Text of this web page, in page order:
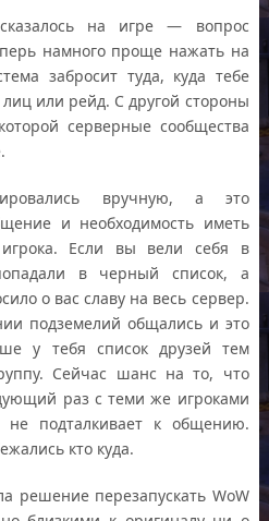
на игре — вопрос
намного проще нажать на
забросит туда, куда тебе
или рейд. С другой стороны
серверные сообщества
вручную, а это
и необходимость иметь
игрока. Если вы вели себя в
в черный список, а
о вас славу на весь сервер.
подземелий общались и это
у тебя список друзей тем
Сейчас шанс на то, что
раз с теми же игроками
подталкивает к общению.
кто куда.
решение перезапускать WoW